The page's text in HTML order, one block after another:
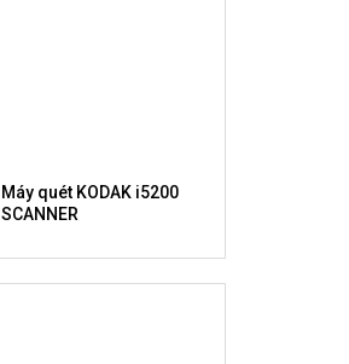
Máy quét KODAK i5200
SCANNER